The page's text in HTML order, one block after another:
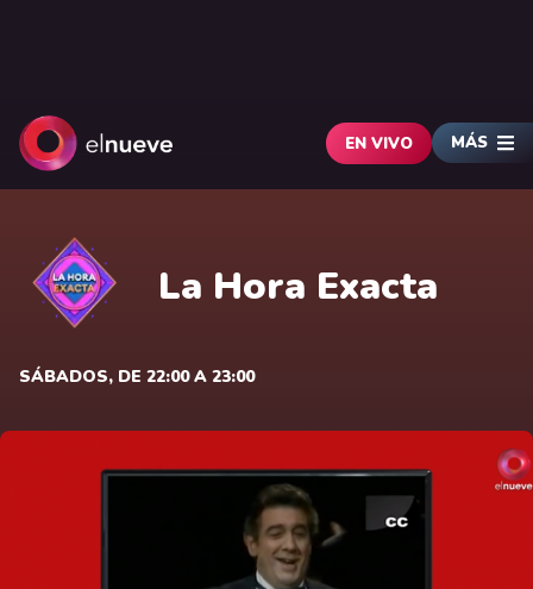
EN VIVO MÁS
La Hora Exacta
SÁBADOS, DE 22:00 A 23:00